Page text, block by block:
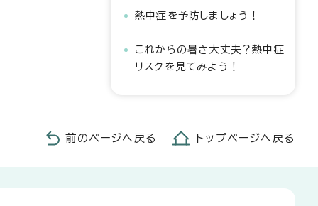
熱中症を予防しましょう！
これからの暑さ大丈夫？熱中症
リスクを見てみよう！
前のページへ戻る トップページへ戻る